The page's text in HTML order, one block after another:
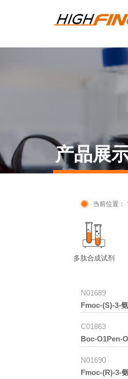
产品展
 当前位置：
多肽合成试剂
N01689
Fmoc-(S)-3-
C01863
Boc-O1Pen-
N01690
Fmoc-(R)-3-